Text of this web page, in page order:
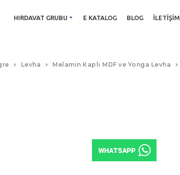
HIRDAVAT GRUBU E KATALOG BLOG İLETIŞIM
Levha Melamin Kaplı MDF ve Yonga Levha